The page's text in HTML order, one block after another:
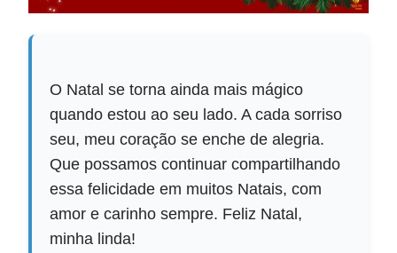
O Natal se torna ainda mais mágico
quando estou ao seu lado. A cada sorriso
seu, meu coração se enche de alegria.
Que possamos continuar compartilhando
essa felicidade em muitos Natais, com
amor e carinho sempre. Feliz Natal,
minha linda!